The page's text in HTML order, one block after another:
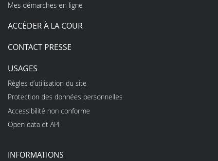
Mes démarches en ligne
ACCÉDER À LA COUR
CONTACT PRESSE
USAGES
Règles d’utilisation du site
Protection des données personnelles
Accessibilité non conforme
Open data et API
INFORMATIONS